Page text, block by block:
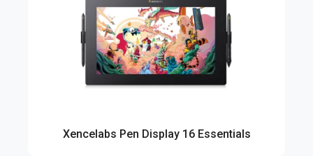
Xencelabs Pen Display 16 Essentials